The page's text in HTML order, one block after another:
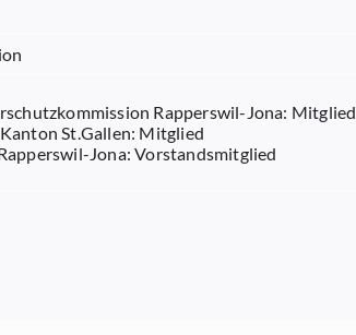
Rapperswil-Jona: Mitglied
St.Gallen: Mitglied
Jona: Vorstandsmitglied